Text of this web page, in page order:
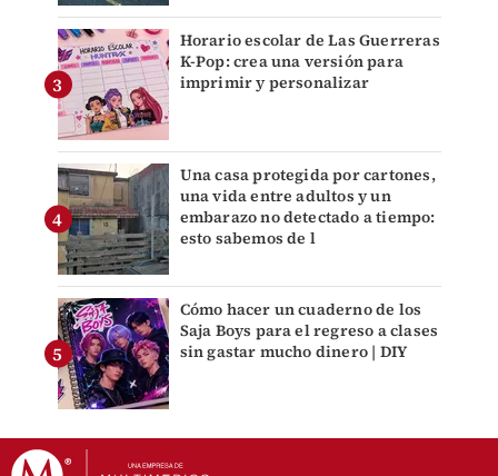
Horario escolar de Las Guerreras
K-Pop: crea una versión para
imprimir y personalizar
Una casa protegida por cartones,
una vida entre adultos y un
embarazo no detectado a tiempo:
esto sabemos de l
Cómo hacer un cuaderno de los
Saja Boys para el regreso a clases
sin gastar mucho dinero | DIY